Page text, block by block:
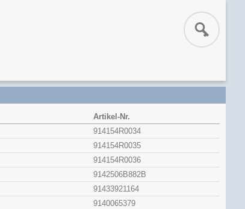
Artikel-Nr.
914154R0034
914154R0035
914154R0036
9142506B882B
91433921164
9140065379